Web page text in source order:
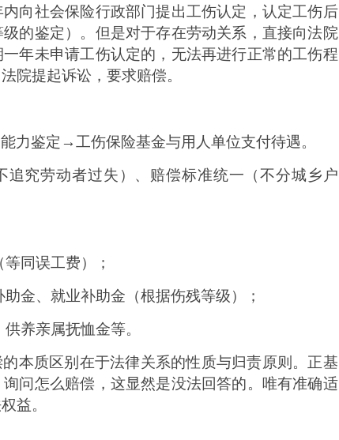
向社会保险行政部门提出工伤认定，认定工伤后
的鉴定）。但是对于存在劳动关系，直接向法院
年未申请工伤认定的，无法再进行正常的工伤程
院提起诉讼，要求赔偿。
力鉴定→工伤保险基金与用人单位支付待遇。
追究劳动者过失）、赔偿标准统一（不分城乡户
同误工费）；
金、就业补助金（根据伤残等级）；
养亲属抚恤金等。
本质区别在于法律关系的性质与归责原则。正基
问怎么赔偿，这显然是没法回答的。唯有准确适
益。